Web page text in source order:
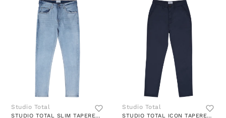
Studio Total
STUDIO TOTAL SLIM TAPERED JEANS
Studio Total
STUDIO TOTAL ICON TAPERED CHINO